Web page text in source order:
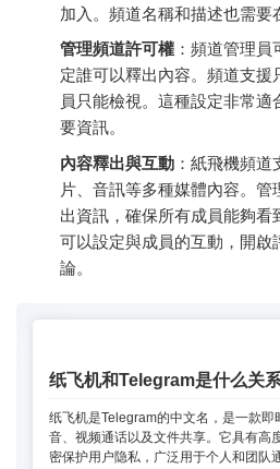
加入。頻道名稱和描述也需要
管理頻道許可權 ：頻道管理
定誰可以釋出內容。頻道支
員只能檢視。這種設定非常
要資訊。
內容釋出與互動 ：紙飛機頻
片、音訊等多種媒體內容。管
出資訊，確保所有成員能夠
可以設定與成員的互動，開啟
論。
纸飞机和Telegram是什么关
纸飞机是Telegram的中文名，是一款
音、视频通话以及文件共享。它具有高
密保护用户隐私，广泛用于个人和团队